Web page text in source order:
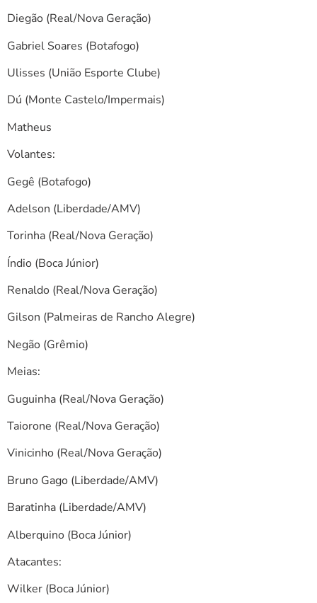
Diegão (Real/Nova Geração)
Gabriel Soares (Botafogo)
Ulisses (União Esporte Clube)
Dú (Monte Castelo/Impermais)
Matheus
Volantes:
Gegê (Botafogo)
Adelson (Liberdade/AMV)
Torinha (Real/Nova Geração)
Índio (Boca Júnior)
Renaldo (Real/Nova Geração)
Gilson (Palmeiras de Rancho Alegre)
Negão (Grêmio)
Meias:
Guguinha (Real/Nova Geração)
Taiorone (Real/Nova Geração)
Vinicinho (Real/Nova Geração)
Bruno Gago (Liberdade/AMV)
Baratinha (Liberdade/AMV)
Alberquino (Boca Júnior)
Atacantes:
Wilker (Boca Júnior)